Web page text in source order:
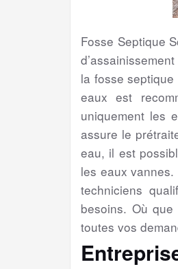
Fosse Septique
la fosse
eaux est
uniquement les
assure le
eau, il est
les eaux
techniciens
besoins. Où
toutes vos